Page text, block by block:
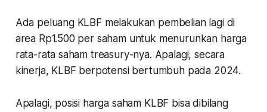
Ada peluang KLBF melakukan pembelian lagi di
area Rp1.500 per saham untuk menurunkan harga
rata-rata saham treasury-nya. Apalagi, secara
kinerja, KLBF berpotensi bertumbuh pada 2024.
Apalagi, posisi harga saham KLBF bisa dibilang